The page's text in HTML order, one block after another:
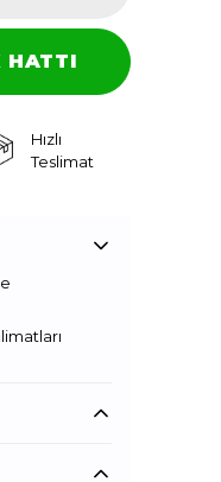
HATTI
Hızlı
Teslimat